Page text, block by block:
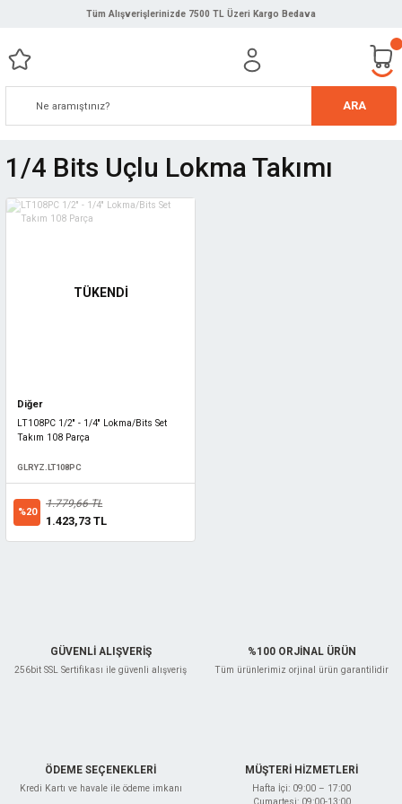
Tüm Alışverişlerinizde 7500 TL Üzeri Kargo Bedava
ARA
1/4 Bits Uçlu Lokma Takımı
TÜKENDİ
Diğer
LT108PC 1/2'' - 1/4'' Lokma/Bits Set
Takım 108 Parça
GLRYZ.LT108PC
%20
1.779,66 TL
1.423,73 TL
GÜVENLİ ALIŞVERİŞ
256bit SSL Sertifikası ile güvenli alışveriş
%100 ORJİNAL ÜRÜN
Tüm ürünlerimiz orjinal ürün garantilidir
ÖDEME SEÇENEKLERİ
Kredi Kartı ve havale ile ödeme imkanı
MÜŞTERİ HİZMETLERİ
Hafta İçi: 09:00 – 17:00
Cumartesi: 09:00-13:00